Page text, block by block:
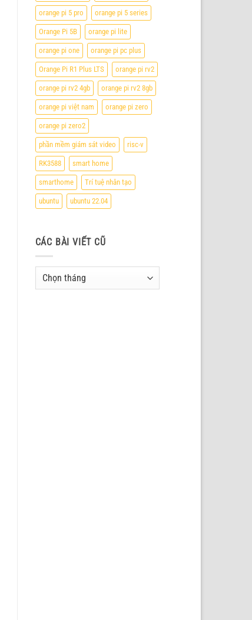
orange pi 5 pro orange pi 5 series
Orange Pi 5B orange pi lite
orange pi one orange pi pc plus
Orange Pi R1 Plus LTS orange pi rv2
orange pi rv2 4gb orange pi rv2 8gb
orange pi việt nam orange pi zero
orange pi zero2
phần mềm giám sát video risc-v
RK3588 smart home
smarthome Trí tuệ nhân tạo
ubuntu ubuntu 22.04
CÁC BÀI VIẾT CŨ
Các